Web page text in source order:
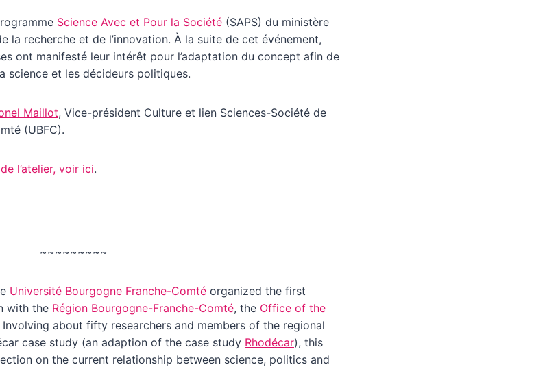
Science Avec et Pour la Société (SAPS) du ministère
la recherche et de l’innovation. À la suite de cet événement,
ont manifesté leur intérêt pour l’adaptation du concept afin de
science et les décideurs politiques.
Maillot, Vice-président Culture et lien Sciences-Société de
(UBFC).
l’atelier, voir ici.
~~~~~~~~~
Université Bourgogne Franche-Comté organized the first
with the Région Bourgogne-Franche-Comté, the Office of the
Involving about fifty researchers and members of the regional
case study (an adaption of the case study Rhodécar), this
on the current relationship between science, politics and